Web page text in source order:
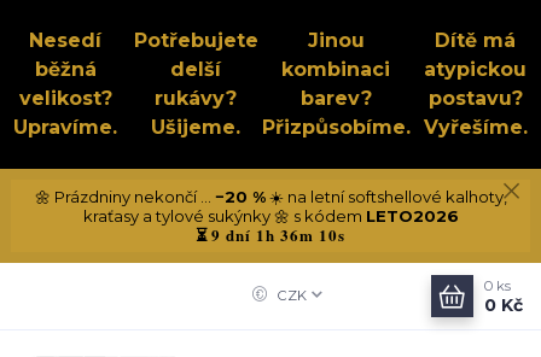
Nesedí
běžná
velikost?
Upravíme.
Potřebujete
delší
rukávy?
Ušijeme.
Jinou
kombinaci
barev?
Přizpůsobíme.
Dítě má
atypickou
postavu?
Vyřešíme.
🌼 Prázdniny nekončí ... −20 %☀️ na letní softshellové kalhoty,
kraťasy a tylové sukýnky 🌼 s kódem LETO2026
⏳9 dní 1h 36m 10s
CZK
0 ks
0 Kč